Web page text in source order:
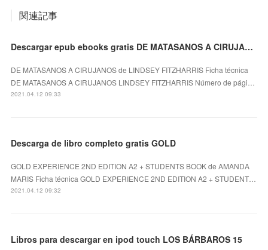
関連記事
Descargar epub ebooks gratis DE MATASANOS A CIRUJANOS de LINDSEY FITZHARRIS (Spanish Edition)
DE MATASANOS A CIRUJANOS de LINDSEY FITZHARRIS Ficha técnica
DE MATASANOS A CIRUJANOS LINDSEY FITZHARRIS Número de pági…
2021.04.12 09:33
Descarga de libro completo gratis GOLD
GOLD EXPERIENCE 2ND EDITION A2 + STUDENTS BOOK de AMANDA
MARIS Ficha técnica GOLD EXPERIENCE 2ND EDITION A2 + STUDENT…
2021.04.12 09:32
Libros para descargar en ipod touch LOS BÁRBAROS 15